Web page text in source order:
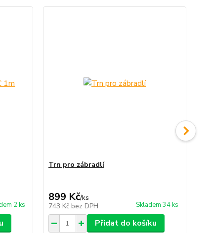
2 ks
Trn pro zábradlí
899 Kč/ks
743 Kč bez DPH Skladem 34 ks
Přidat do košíku